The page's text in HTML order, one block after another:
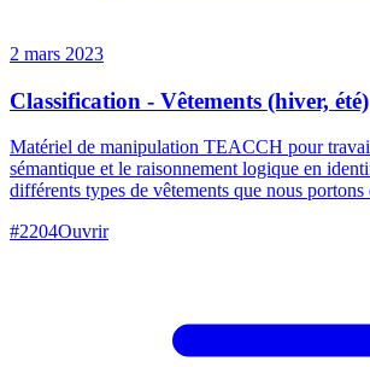
2 mars 2023
Classification - Vêtements (hiver, été)
Matériel de manipulation TEACCH pour
sémantique et le raisonnement logique en
différents types de vêtements que nous
#2204Ouvrir